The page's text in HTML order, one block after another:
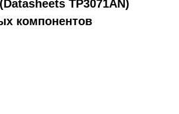
TP3071AN)
компонентов